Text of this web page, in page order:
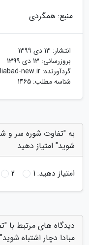
منبع: همگردی
انتشار: 13 دی 1399
بروزرسانی: 13 دی 1399
گردآورنده: new.ir
شناسه مطلب: 1465
به "تفاوت شوره سر و
شوید" امتیاز دهید
امتیاز دهید:1
2
دیدگاه های مرتبط با
مبادا دچار اشتباه شوید"